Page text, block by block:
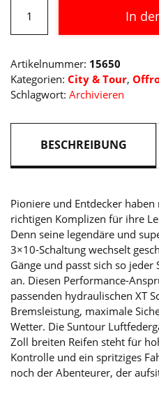
Nature
SL
´n
´orange
Menge
In
Artikelnummer: 15650
Kategorien: City & Tour,
Schlagwort: Archivieren
BESCHREIBUNG
Pioniere und Entdecker
richtigen Komplizen für ihre
Denn seine legendäre und
3×10-Schaltung wechselt
Gänge und passt sich so
an. Diesen Performance-
passenden hydraulischen XT
Bremsleistung, maximale
Wetter. Die Suntour
Zoll breiten Reifen steht für
Kontrolle und ein spritziges
noch der Abenteurer, der